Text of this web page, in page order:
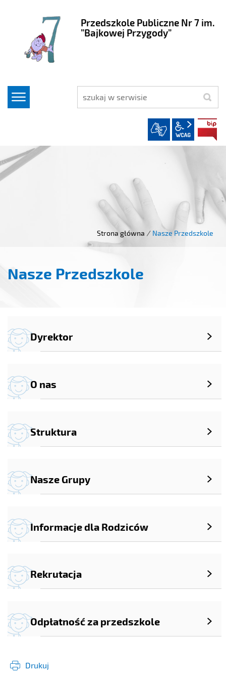
Przedszkole Publiczne Nr 7 im.
”Bajkowej Przygody”
szukaj
wcag2.1
Strona główna / Nasze Przedszkole
Nasze Przedszkole
Dyrektor
O nas
Struktura
Nasze Grupy
Informacje dla Rodziców
Rekrutacja
Odpłatność za przedszkole
Drukuj